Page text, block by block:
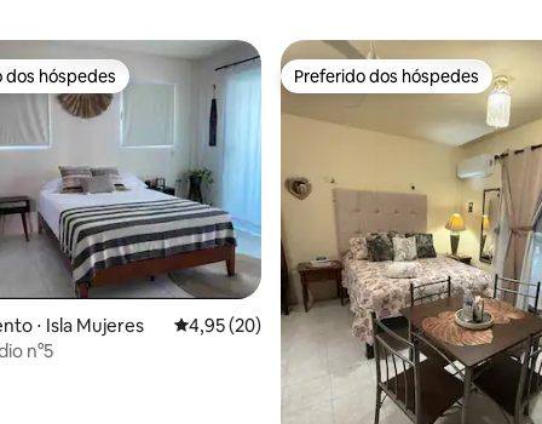
dos hóspedes
dos hóspedes
⋅ Isla Mujeres 4,95 de uma avaliação média de 5, 20
4,95 (20)
n°5
Preferido dos hóspedes
Preferido dos hóspedes